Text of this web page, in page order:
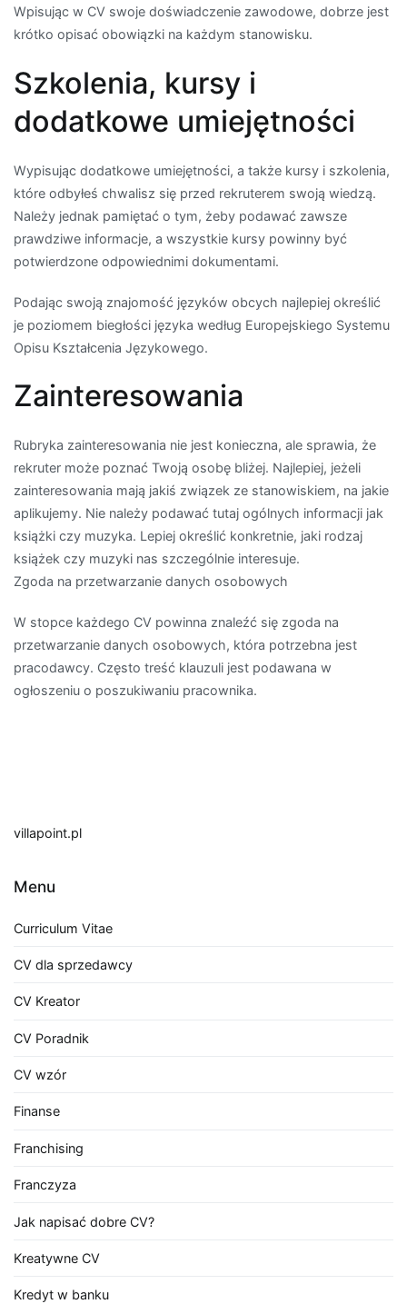
Wpisując w CV swoje doświadczenie zawodowe, dobrze jest
krótko opisać obowiązki na każdym stanowisku.
Szkolenia, kursy i
dodatkowe umiejętności
Wypisując dodatkowe umiejętności, a także kursy i szkolenia,
które odbyłeś chwalisz się przed rekruterem swoją wiedzą.
Należy jednak pamiętać o tym, żeby podawać zawsze
prawdziwe informacje, a wszystkie kursy powinny być
potwierdzone odpowiednimi dokumentami.
Podając swoją znajomość języków obcych najlepiej określić
je poziomem biegłości języka według Europejskiego Systemu
Opisu Kształcenia Językowego.
Zainteresowania
Rubryka zainteresowania nie jest konieczna, ale sprawia, że
rekruter może poznać Twoją osobę bliżej. Najlepiej, jeżeli
zainteresowania mają jakiś związek ze stanowiskiem, na jakie
aplikujemy. Nie należy podawać tutaj ogólnych informacji jak
książki czy muzyka. Lepiej określić konkretnie, jaki rodzaj
książek czy muzyki nas szczególnie interesuje.
Zgoda na przetwarzanie danych osobowych
W stopce każdego CV powinna znaleźć się zgoda na
przetwarzanie danych osobowych, która potrzebna jest
pracodawcy. Często treść klauzuli jest podawana w
ogłoszeniu o poszukiwaniu pracownika.
villapoint.pl
Menu
Curriculum Vitae
CV dla sprzedawcy
CV Kreator
CV Poradnik
CV wzór
Finanse
Franchising
Franczyza
Jak napisać dobre CV?
Kreatywne CV
Kredyt w banku